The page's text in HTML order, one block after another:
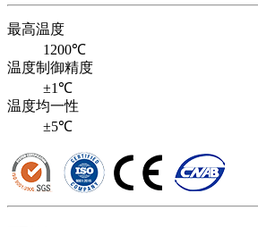
最高温度
1200℃
温度制御精度
±1℃
温度均一性
±5℃